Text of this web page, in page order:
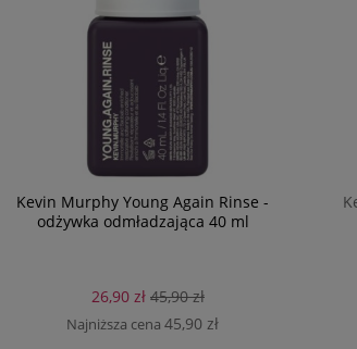
Kevin Murphy Young Again Rinse -
odżywka odmładzająca 40 ml
26,90 zł 45,90 zł
Najniższa cena 45,90 zł